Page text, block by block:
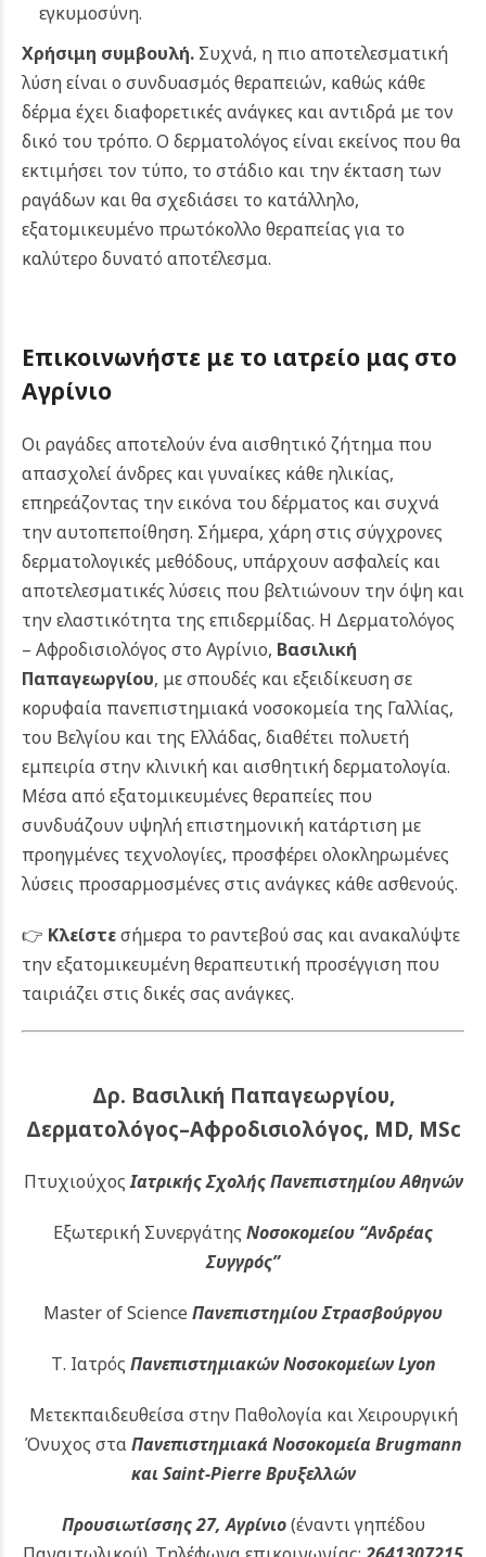
εγκυμοσύνη.
Χρήσιμη συμβουλή. Συχνά, η πιο αποτελεσματική
λύση είναι ο συνδυασμός θεραπειών, καθώς κάθε
δέρμα έχει διαφορετικές ανάγκες και αντιδρά με τον
δικό του τρόπο. Ο δερματολόγος είναι εκείνος που θα
εκτιμήσει τον τύπο, το στάδιο και την έκταση των
ραγάδων και θα σχεδιάσει το κατάλληλο,
εξατομικευμένο πρωτόκολλο θεραπείας για το
καλύτερο δυνατό αποτέλεσμα.
Επικοινωνήστε με το ιατρείο μας στο
Αγρίνιο
Οι ραγάδες αποτελούν ένα αισθητικό ζήτημα που
απασχολεί άνδρες και γυναίκες κάθε ηλικίας,
επηρεάζοντας την εικόνα του δέρματος και συχνά
την αυτοπεποίθηση. Σήμερα, χάρη στις σύγχρονες
δερματολογικές μεθόδους, υπάρχουν ασφαλείς και
αποτελεσματικές λύσεις που βελτιώνουν την όψη και
την ελαστικότητα της επιδερμίδας. Η Δερματολόγος
– Αφροδισιολόγος στο Αγρίνιο, Βασιλική
Παπαγεωργίου, με σπουδές και εξειδίκευση σε
κορυφαία πανεπιστημιακά νοσοκομεία της Γαλλίας,
του Βελγίου και της Ελλάδας, διαθέτει πολυετή
εμπειρία στην κλινική και αισθητική δερματολογία.
Μέσα από εξατομικευμένες θεραπείες που
συνδυάζουν υψηλή επιστημονική κατάρτιση με
προηγμένες τεχνολογίες, προσφέρει ολοκληρωμένες
λύσεις προσαρμοσμένες στις ανάγκες κάθε ασθενούς.
👉 Κλείστεσήμερα το ραντεβού σας και ανακαλύψτε
την εξατομικευμένη θεραπευτική προσέγγιση που
ταιριάζει στις δικές σας ανάγκες.
Δρ. Βασιλική Παπαγεωργίου,
Δερματολόγος–Αφροδισιολόγος, MD, MSc
ΠτυχιούχοςΙατρικής Σχολής Πανεπιστημίου Αθηνών
Εξωτερική Συνεργάτης Νοσοκομείου “Ανδρέας
Συγγρός”
Master of Science Πανεπιστημίου Στρασβούργου
Τ. Ιατρός Πανεπιστημιακών Νοσοκομείων Lyon
Μετεκπαιδευθείσα στην Παθολογία και Χειρουργική
Όνυχος σταΠανεπιστημιακά Νοσοκομεία Brugmann
και Saint-Pierre Βρυξελλών
Προυσιωτίσσης 27, Αγρίνιο(έναντι γηπέδου